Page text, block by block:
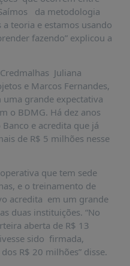
da metodologia
teoria e estamos usando
fazendo” explicou a
Juliana
e Marcos Fernandes,
grande expectativa
o BDMG. Há dez anos
e acredita que já
de R$ 5 milhões nesse
que tem sede
e o treinamento de
acredita em um grande
duas instituições. “No
aberta de R$ 13
sido firmada,
R$ 20 milhões” disse.